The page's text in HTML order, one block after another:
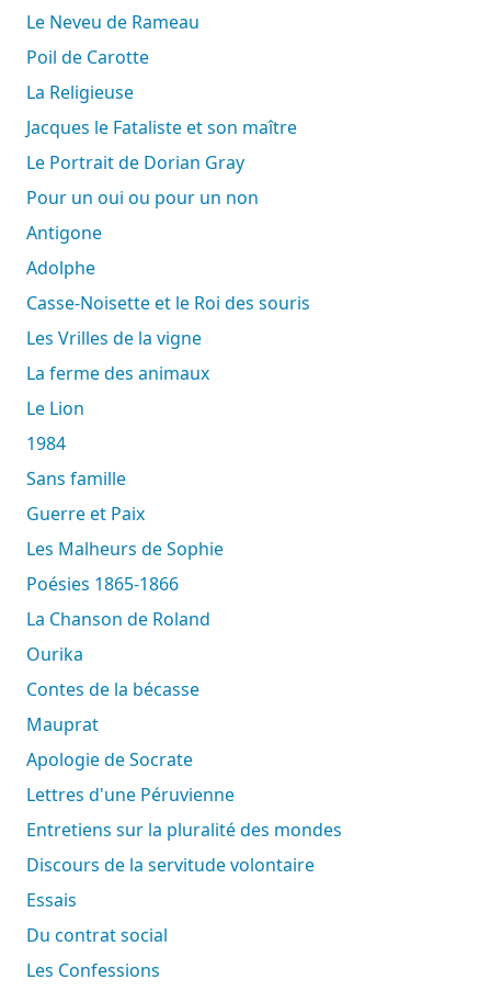
Le Neveu de Rameau
Poil de Carotte
La Religieuse
Jacques le Fataliste et son maître
Le Portrait de Dorian Gray
Pour un oui ou pour un non
Antigone
Adolphe
Casse-Noisette et le Roi des souris
Les Vrilles de la vigne
La ferme des animaux
Le Lion
1984
Sans famille
Guerre et Paix
Les Malheurs de Sophie
Poésies 1865-1866
La Chanson de Roland
Ourika
Contes de la bécasse
Mauprat
Apologie de Socrate
Lettres d'une Péruvienne
Entretiens sur la pluralité des mondes
Discours de la servitude volontaire
Essais
Du contrat social
Les Confessions